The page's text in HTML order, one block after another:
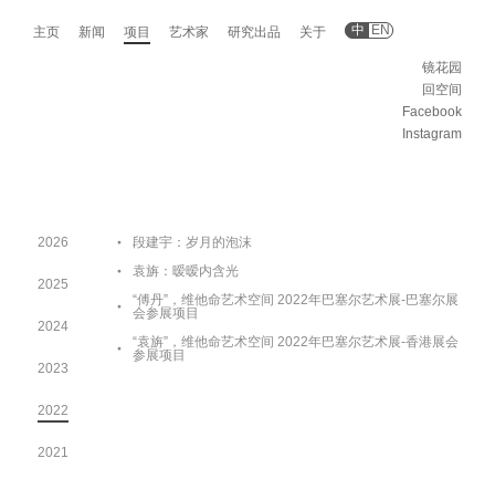
主页 新闻 项目 艺术家 研究出品 关于 中 EN
镜花园
回空间
Facebook
Instagram
2026
2025
2024
2023
2022
2021
段建宇：岁月的泡沫
袁旃：暧暧内含光
“傅丹”，维他命艺术空间 2022年巴塞尔艺术展-巴塞尔展
会参展项目
“袁旃”，维他命艺术空间 2022年巴塞尔艺术展-香港展会
参展项目